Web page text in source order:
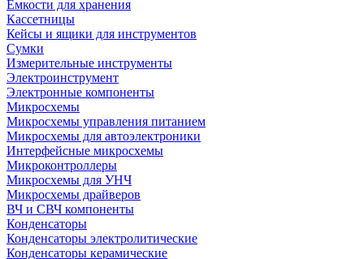
Емкости для хранения
Кассетницы
Кейсы и ящики для инструментов
Сумки
Измерительные инструменты
Электроинструмент
Электронные компоненты
Микросхемы
Микросхемы управления питанием
Микросхемы для автоэлектроники
Интерфейсные микросхемы
Микроконтроллеры
Микросхемы для УНЧ
Микросхемы драйверов
ВЧ и СВЧ компоненты
Конденсаторы
Конденсаторы электролитические
Конденсаторы керамические